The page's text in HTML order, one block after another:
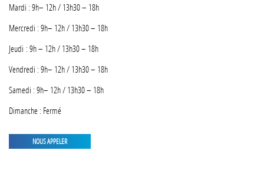
Mardi : 9h– 12h / 13h30 – 18h
Mercredi : 9h– 12h / 13h30 – 18h
Jeudi : 9h – 12h / 13h30 – 18h
Vendredi : 9h– 12h / 13h30 – 18h
Samedi : 9h– 12h / 13h30 – 18h
Dimanche : Fermé
NOUS APPELER